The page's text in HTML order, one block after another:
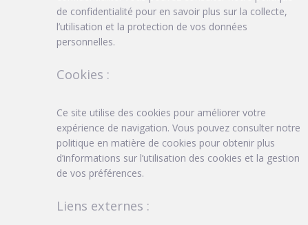
de confidentialité pour en savoir plus sur la collecte,
l’utilisation et la protection de vos données
personnelles.
Cookies :
Ce site utilise des cookies pour améliorer votre
expérience de navigation. Vous pouvez consulter notre
politique en matière de cookies pour obtenir plus
d’informations sur l’utilisation des cookies et la gestion
de vos préférences.
Liens externes :